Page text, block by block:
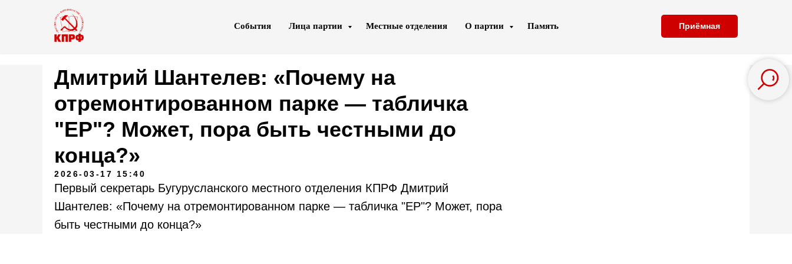
События Лица партии Местные отделения О партии Память Приёмная
Дмитрий Шантелев: «Почему на
отремонтированном парке — табличка
"ЕР"? Может, пора быть честными до
конца?»
2026-03-17 15:40
Первый секретарь Бугурусланского местного отделения КПРФ Дмитрий
Шантелев: «Почему на отремонтированном парке — табличка "ЕР"? Может, пора
быть честными до конца?»